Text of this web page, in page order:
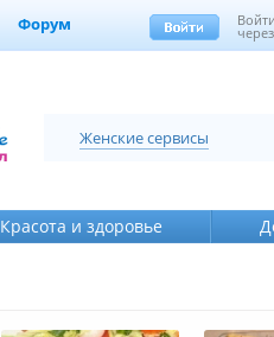
Форум
Женские сервисы
Красота и здоровье